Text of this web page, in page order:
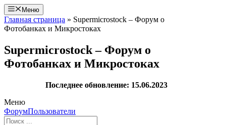
Перейти
к
содержимому
Меню
Главная страница » Supermicrostock – Форум о
Фотобанках и Микростоках
Supermicrostock – Форум о
Фотобанках и Микростоках
Последнее обновление: 15.06.2023
Меню
Навигация
Форума
ФорумПользователи